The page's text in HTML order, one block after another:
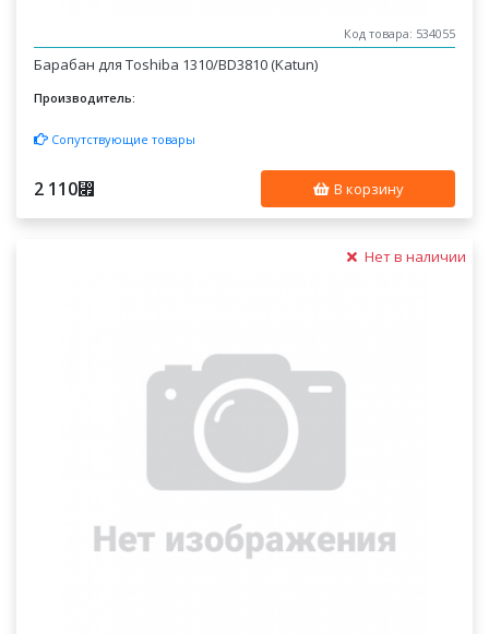
Код товара: 534055
Барабан для Toshiba 1310/BD3810 (Katun)
Производитель:
Сопутствующие товары
2 110⃏ В корзину
Нет в наличии